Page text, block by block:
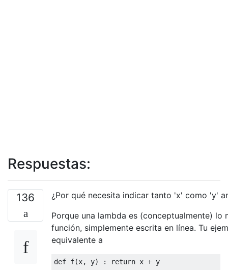
Respuestas:
136
¿Por qué necesita indicar tanto 'x' como 'y'
Porque una lambda es (conceptualmente) lo
función, simplemente escrita en línea. Tu
equivalente a
def f(x, y) : return